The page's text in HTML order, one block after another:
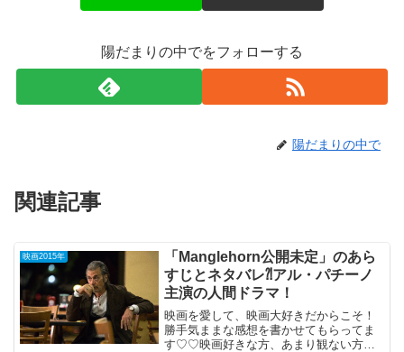
陽だまりの中でをフォローする
陽だまりの中で
関連記事
映画2015年
「Manglehorn公開未定」のあら
すじとネタバレ⁈アル・パチーノ
主演の人間ドラマ！
映画を愛して、映画大好きだからこそ！
勝手気ままな感想を書かせてもらってま
す♡♡映画好きな方、あまり観ない方